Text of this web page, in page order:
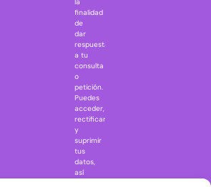
la
finalidad
de
dar
respuesta
a tu
consulta
o
petición.
Puedes
acceder,
rectificar
y
suprimir
tus
datos,
así